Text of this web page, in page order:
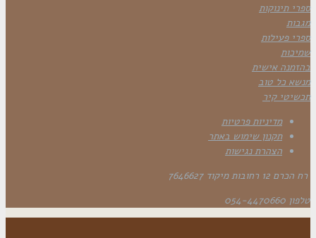
ספרי תינוקות
מגבות
ספרי פעילות
שמיכות
בהזמנה אישית
מנשא כל טוב
תכשיטי קיר
מדיניות פרטיות
תקנון שימוש באתר
הצהרת נגישות
רח הכרם 12 רחובות מיקוד 7646627
טלפון 054-4470660